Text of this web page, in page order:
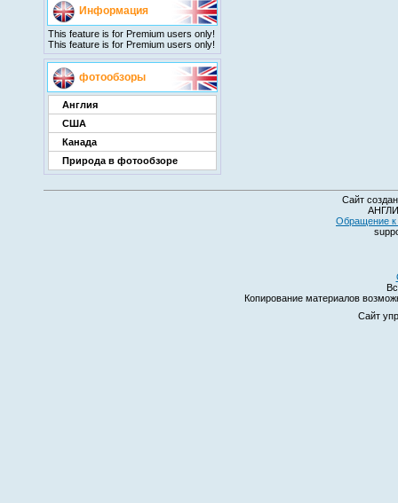
Информация
This feature is for Premium users only!
This feature is for Premium users only!
фотообзоры
Англия
США
Канада
Природа в фотообзоре
Сайт
Обращение к
Копирование материалов
Сайт